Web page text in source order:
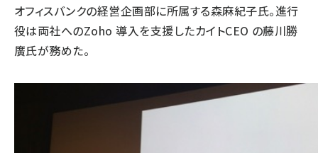
オフィスバンクの経営企画部に所属する森麻紀子氏。進行
役は両社へのZoho 導入を支援したカイトCEO の藤川勝
廣氏が務めた。